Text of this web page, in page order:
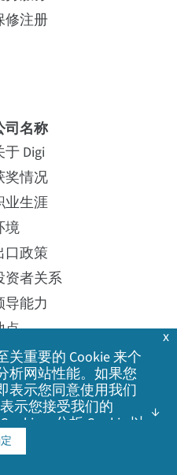
包括 30 W 电源和 4 根宽
PRO CAT 12、3G
： B1、B2、B3、
B13、B14、B17、
、B28、B29、
、B42、B43、
B5、B6、B8、B9、
针脚：母头
5G 资源库
查看 5G 资源
认识 Digi 加速 Linux
DAL OS 提供先进的设备功能
了解更多
修注册
司名称
于 Digi
奖情况
业生涯
境
口政策
资者关系
导能力
点
体报道
他 Digi 站点
闻发布
量
关重要的 Cookie 来个
析网站性能。如果您
表示您同意使用我们
示您接受我们的
、分析 Cookie 以
析合作伙伴共享信
x